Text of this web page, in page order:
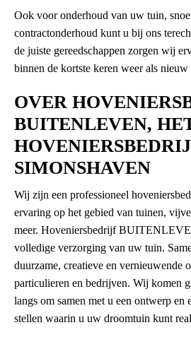
Ook voor onderhoud van uw tuin,
contractonderhoud kunt u bij ons
de juiste gereedschappen zorgen wij
binnen de kortste keren weer als nieuw
OVER
BUITENLEVEN,
SIMONSHAVEN
Wij zijn een professioneel
ervaring op het gebied van tuinen,
meer. Hoveniersbedrijf
volledige verzorging van uw tuin.
duurzame, creatieve en vernieuwende
particulieren en bedrijven. Wij komen
langs om samen met u een ontwerp en
stellen waarin u uw droomtuin kunt